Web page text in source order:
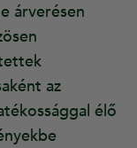
árverésen
az
élő